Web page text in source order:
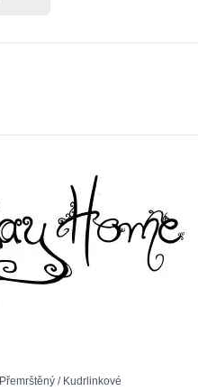
Přemrštěný/ Kudrlinkové